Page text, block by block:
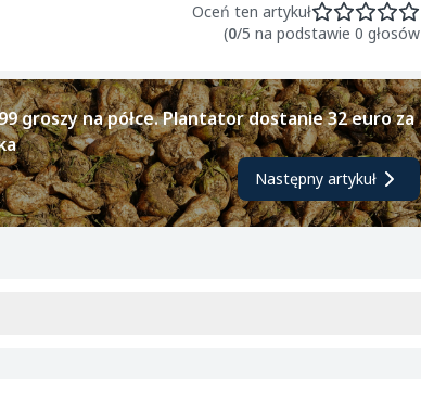
Oceń ten artykuł
(0/5 na podstawie 0 głosów
groszy na półce. Plantator dostanie 32 euro za
Następny artykuł